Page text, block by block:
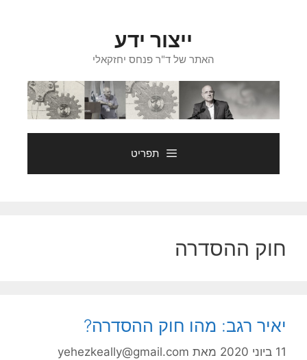
ייצור ידע
האתר של ד"ר פנחס יחזקאלי
תפריט
חוק ההסדרה
יאיר רגב: מהו חוק ההסדרה?
11 ביוני 2020 מאת yehezkeally@gmail.com